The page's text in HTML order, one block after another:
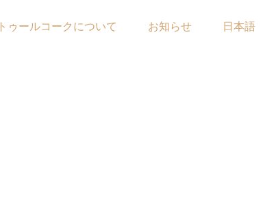
トゥールコークについて お知らせ 日本語